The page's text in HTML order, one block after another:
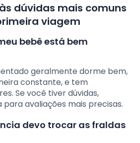
dúvidas mais comuns
viagem
bebê está bem
geralmente dorme bem,
constante, e tem
Se você tiver dúvidas,
avaliações mais precisas.
devo trocar as fraldas